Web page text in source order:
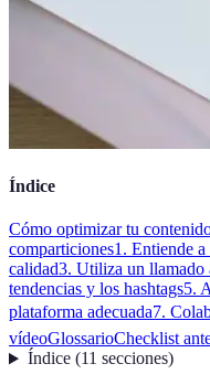
Índice
Cómo optimizar tu
comparticiones1. Entiende
calidad3. Utiliza un llamado
tendencias y los hashtags5.
plataforma adecuada7.
vídeoGlossarioChecklist
Índice(11 secciones)